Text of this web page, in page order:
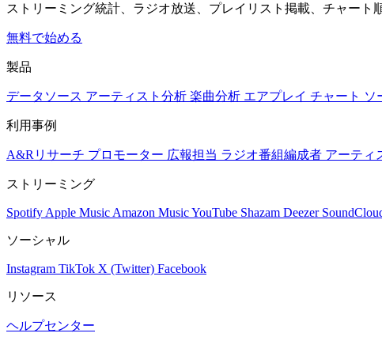
ストリーミング統計、ラジオ放送、プレイリスト掲載、チャート
無料で始める
製品
データソース アーティスト分析 楽曲分析 エアプレイ チャート ソ
利用事例
A&Rリサーチ プロモーター 広報担当 ラジオ番組編成者 アーティ
ストリーミング
Spotify Apple Music Amazon MusicYouTube Shazam Deezer
ソーシャル
Instagram TikTok X (Twitter) Facebook
リソース
ヘルプセンター